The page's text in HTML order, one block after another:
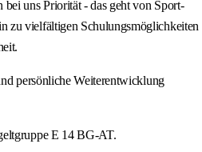
bei uns Priorität - das geht von Sport-
zu vielfältigen Schulungsmöglichkeiten
persönliche Weiterentwicklung
E 14 BG-AT.